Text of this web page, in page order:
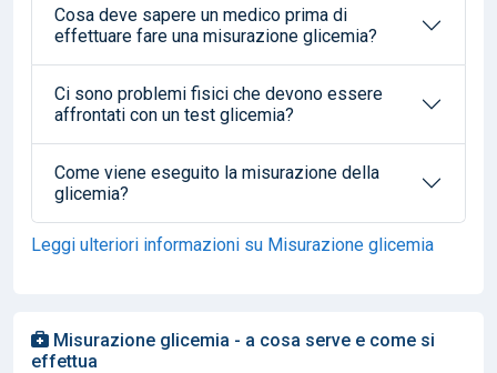
Cosa deve sapere un medico prima di
effettuare fare una misurazione glicemia?
Ci sono problemi fisici che devono essere
affrontati con un test glicemia?
Come viene eseguito la misurazione della
glicemia?
Leggi ulteriori informazioni su Misurazione glicemia
Misurazione glicemia - a cosa serve e come si
effettua